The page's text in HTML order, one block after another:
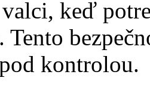
keď
Tento
kontrolou.